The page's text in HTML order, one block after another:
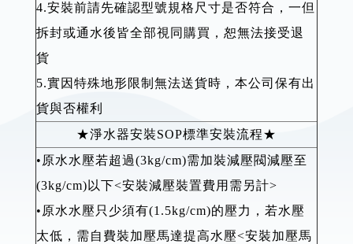
4.安裝前請先確認型號規格尺寸是否符合，一但
拆封或通水後皆全部視同購買，恕無法接受退
貨
5.實因特殊地形限制無法送貨時，本公司保有出
貨與否權利
★淨水器安裝SOP標準安裝流程★
•原水水壓若超過(3kg/cm)需加裝減壓閥減壓至
(3kg/cm)以下<安裝減壓裝置費用需另計>
•原水水壓只少須有(1.5kg/cm)的壓力，若水壓
太低，需自費裝加壓馬達提高水壓<安裝加壓馬